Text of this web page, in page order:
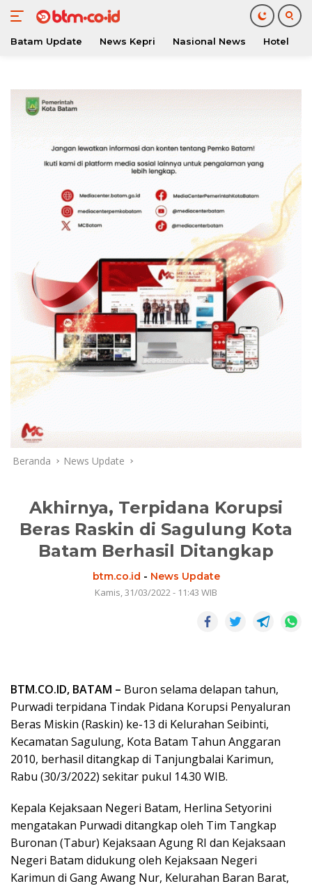
konten
Batam Update News Kepri Nasional News Hotel
Beranda News Update
Akhirnya, Terpidana Korupsi
Beras Raskin di Sagulung Kota
Batam Berhasil Ditangkap
btm.co.id - News Update
Kamis, 31/03/2022 - 11:43 WIB
BTM.CO.ID, BATAM – Buron selama delapan tahun,
Purwadi terpidana Tindak Pidana Korupsi Penyaluran
Beras Miskin (Raskin) ke-13 di Kelurahan Seibinti,
Kecamatan Sagulung, Kota Batam Tahun Anggaran
2010, berhasil ditangkap di Tanjungbalai Karimun,
Rabu (30/3/2022) sekitar pukul 14.30 WIB.
Kepala Kejaksaan Negeri Batam, Herlina Setyorini
mengatakan Purwadi ditangkap oleh Tim Tangkap
Buronan (Tabur) Kejaksaan Agung RI dan Kejaksaan
Negeri Batam didukung oleh Kejaksaan Negeri
Karimun di Gang Awang Nur, Kelurahan Baran Barat,